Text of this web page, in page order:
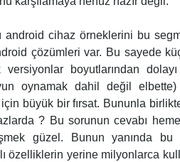
android cihaz örneklerini bu
çözümleri var. Bu sayede
versiyonlar boyutlarından
oynamak dahil değil
büyük bir fırsat. Bununla
? Bu sorunun cevabı
güzel. Bunun yanında bu
özelliklerin yerine milyonlarca